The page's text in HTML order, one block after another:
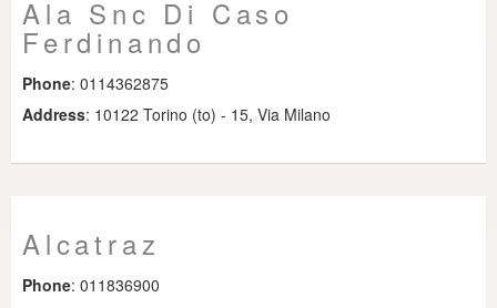
Ala Snc Di Caso
Ferdinando
Phone: 0114362875
Address: 10122 Torino (to) - 15, Via Milano
Alcatraz
Phone: 011836900